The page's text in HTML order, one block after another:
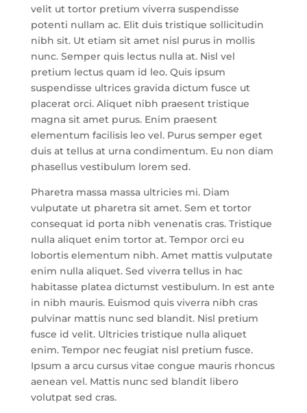
velit ut tortor pretium viverra suspendisse
potenti nullam ac. Elit duis tristique sollicitudin
nibh sit. Ut etiam sit amet nisl purus in mollis
nunc. Semper quis lectus nulla at. Nisl vel
pretium lectus quam id leo. Quis ipsum
suspendisse ultrices gravida dictum fusce ut
placerat orci. Aliquet nibh praesent tristique
magna sit amet purus. Enim praesent
elementum facilisis leo vel. Purus semper eget
duis at tellus at urna condimentum. Eu non diam
phasellus vestibulum lorem sed.
Pharetra massa massa ultricies mi. Diam
vulputate ut pharetra sit amet. Sem et tortor
consequat id porta nibh venenatis cras. Tristique
nulla aliquet enim tortor at. Tempor orci eu
lobortis elementum nibh. Amet mattis vulputate
enim nulla aliquet. Sed viverra tellus in hac
habitasse platea dictumst vestibulum. In est ante
in nibh mauris. Euismod quis viverra nibh cras
pulvinar mattis nunc sed blandit. Nisl pretium
fusce id velit. Ultricies tristique nulla aliquet
enim. Tempor nec feugiat nisl pretium fusce.
Ipsum a arcu cursus vitae congue mauris rhoncus
aenean vel. Mattis nunc sed blandit libero
volutpat sed cras.